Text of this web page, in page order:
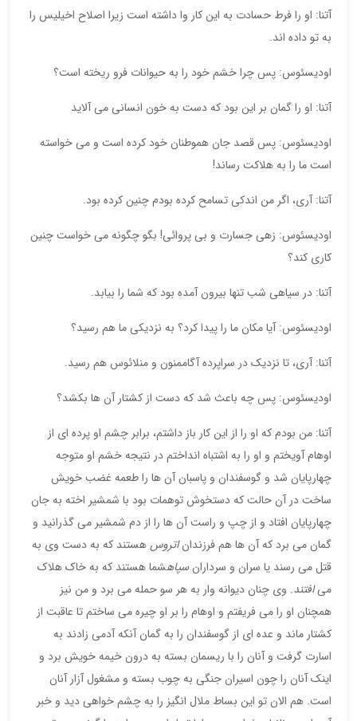
آتنا: او را فرط حسادت به این کار وا داشته است زیرا اصلاح اخیلیس را
به تو داده اند.
اودیسئوس: پس چرا خشم خود را به حیوانات فرو ریخته است؟
آتنا: او را گمان بر این بود که دست به خون انسانی می آلاید
اودیسئوس: پس قصد جان هموطنان خود کرده است و می خواسته
است ما را به هلاکت رساند!
آتنا: آری، اگر من اندکی تسامح کرده بودم چنین کرده بود.
اودیسئوس: زهی جسارت و بی پروائی! بگو چگونه می خواست چنین
کاری کند؟
آتنا: در سیاهی شب تنها بیرون آمده بود که شما را بیابد.
اودیسئوس: آیا مکان ما را پیدا کرد؟ به نزدیکی ما هم رسید؟
آتنا: آری، تا نزدیک در سراپرده آگاممنون و منلائوس هم رسید.
اودیسئوس: پس چه باعث شد که دست از کشتار آن ها بکشد؟
آتنا: من بودم که او را از این کار باز داشتم، برابر چشم او پرده ای از
اوهام آویختم و او را به اشتباه انداختم در نتیجه خشم او متوجه
چهارپایان شد و گوسفندان و پاسبان آن ها را طعمه غضب خویش
ساخت در آن حالت که دستخوش توهمات بود با شمشیر اخته به جان
چهارپایان افتاد و از چپ و راست آن ها را از دم شمشیر می گذرانید و
گمان می برد که آن ها هم فرزنداناتروسهستند که به دست وی به
قتل می رسند یا سران و سردارانسپاهشما هستند که به خاک هلاک
میافتند. وی چنان دیوانه وار به هر سوحمله می برد و من نیز
همچنان او را می فریفتم و اوهام را بر او چیره می ساختم تا عاقبت از
کشتار ماند و عده ای از گوسفندان را به گمان آنکه آدمی زادند به
اسارت گرفت و آنان را با ریسمان بسته به درون خیمه خویش برد و
اینک آنان را چون اسیران جنگی به چوب بسته و مشغول آزار آنان
است. هم الان تو این بساط ملال انگیز را به چشم خواهی دید و خبر